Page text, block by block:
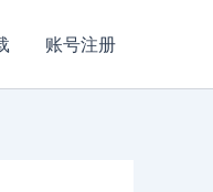
账号注册